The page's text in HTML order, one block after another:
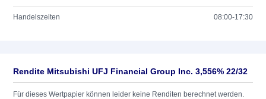
Handelszeiten 08:00-17:30
Rendite Mitsubishi UFJ Financial Group Inc. 3,556% 22/32
Für dieses Wertpapier können leider keine Renditen berechnet werden.